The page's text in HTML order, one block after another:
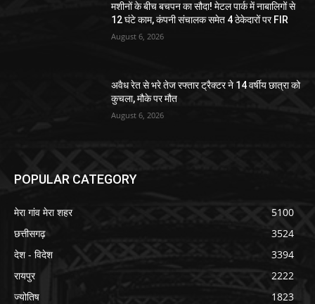
मशीनों के बीच बचपन का सौदा! मेटल पार्क में नाबालिगों से
12 घंटे काम, कंपनी संचालक समेत 4 ठेकेदारों पर FIR
August 6, 2026
अवैध रेत से भरे तेज रफ्तार ट्रैक्टर ने 14 वर्षीय छात्रा को
कुचला, मौके पर मौत
August 6, 2026
POPULAR CATEGORY
मेरा गांव मेरा शहर
5100
छत्तीसगढ़
3524
देश - विदेश
3394
रायपुर
2222
ज्योतिष
1823